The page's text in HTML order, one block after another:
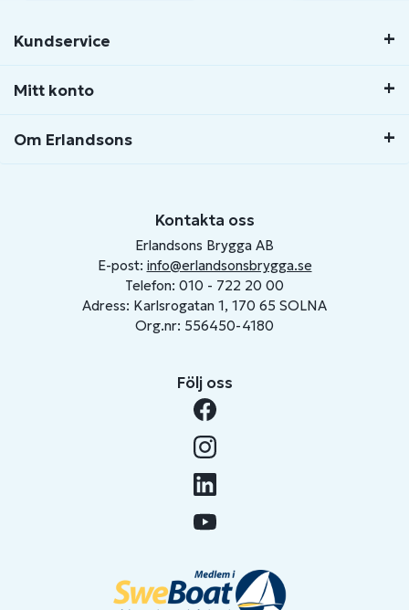
Kundservice
Mitt konto
Om Erlandsons
Kontakta oss
Erlandsons Brygga AB
E-post: info@erlandsonsbrygga.se
Telefon: 010 - 722 20 00
Adress: Karlsrogatan 1, 170 65 SOLNA
Org.nr: 556450-4180
Följ oss